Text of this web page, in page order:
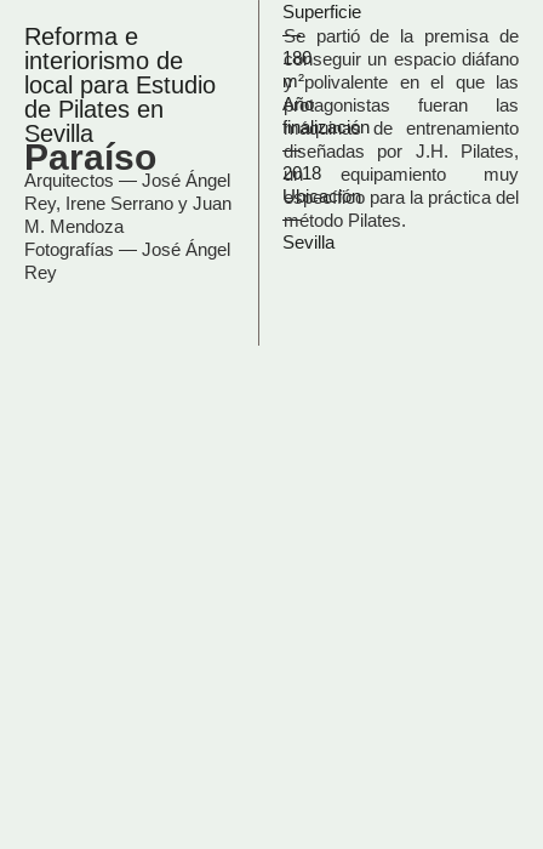
Reforma e
interiorismo de
local para Estudio
de Pilates en
Sevilla
Paraíso
Arquitectos — José Ángel
Rey, Irene Serrano y Juan
M. Mendoza
Fotografías — José Ángel
Rey
Superficie
—
180
m²
Año
finalización
—
2018
Ubicación
—
Sevilla
Se partió de la premisa de
conseguir un espacio diáfano
y polivalente en el que las
protagonistas fueran las
máquinas de entrenamiento
diseñadas por J.H. Pilates,
un equipamiento muy
específico para la práctica del
método Pilates.